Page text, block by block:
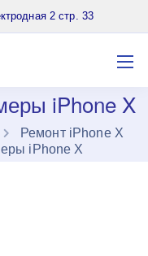
2 стр. 33
iPhone X
Ремонт iPhone X
iPhone X